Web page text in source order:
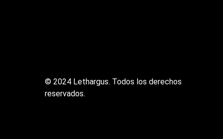
© 2024 Lethargus. Todos los derechos
reservados.